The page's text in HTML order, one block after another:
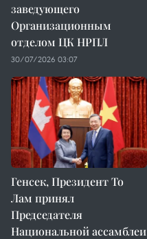
заведующего
Организационным
отделом ЦК НРПЛ
30/07/2026 03:07
Генсек, Президент То
Лам принял
Председателя
Национальной ассамблеи